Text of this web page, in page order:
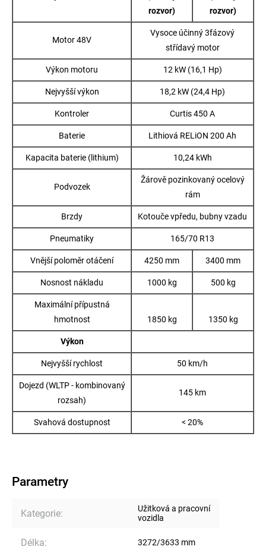
rozvor)
rozvor)
Motor 48V
Vysoce účinný 3fázový
střídavý motor
Výkon motoru 12 kW (16,1 Hp)
Nejvyšší výkon 18,2 kW (24,4 Hp)
Kontroler Curtis 450 A
Baterie Lithiová RELiON 200 Ah
Kapacita baterie (lithium) 10,24 kWh
Podvozek
Žárově pozinkovaný ocelový
rám
Brzdy Kotouče vpředu, bubny vzadu
Pneumatiky 165/70 R13
Vnější poloměr otáčení 4250 mm 3400 mm
Nosnost nákladu 1000 kg 500 kg
Maximální přípustná
hmotnost
1850 kg 1350 kg
Výkon
Nejvyšší rychlost 50 km/h
Dojezd (WLTP - kombinovaný
rozsah)
145 km
Svahová dostupnost < 20%
Parametry
Kategorie:
Užitková a pracovní
vozidla
Délka: 3272/3633 mm